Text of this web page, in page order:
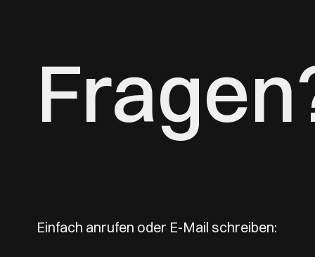
Einfach anrufen oder E-Mail schreiben: